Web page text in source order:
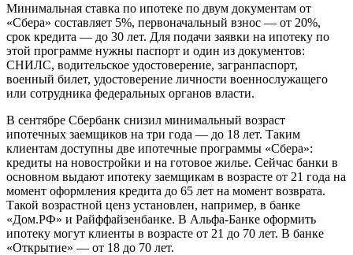
Минимальная ставка по ипотеке по двум документам от
«Сбера» составляет 5%, первоначальный взнос — от 20%,
срок кредита — до 30 лет. Для подачи заявки на ипотеку по
этой программе нужны паспорт и один из документов:
СНИЛС, водительское удостоверение, загранпаспорт,
военный билет, удостоверение личности военнослужащего
или сотрудника федеральных органов власти.
В сентябре Сбербанк снизил минимальный возраст
ипотечных заемщиков на три года — до 18 лет. Таким
клиентам доступны две ипотечные программы «Сбера»:
кредиты на новостройки и на готовое жилье. Сейчас банки в
основном выдают ипотеку заемщикам в возрасте от 21 года на
момент оформления кредита до 65 лет на момент возврата.
Такой возрастной ценз установлен, например, в банке
«Дом.РФ» и Райффайзенбанке. В Альфа-Банке оформить
ипотеку могут клиенты в возрасте от 21 до 70 лет. В банке
«Открытие» — от 18 до 70 лет.